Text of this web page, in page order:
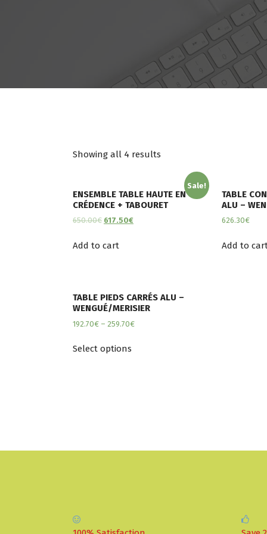
Showing all 4 results
Sale!
ENSEMBLE TABLE HAUTE EN
CRÉDENCE + TABOURET
650.00€ 617.50€
Add to cart
TABLE
ALU –
626.30€
Add to
TABLE PIEDS CARRÉS ALU –
WENGUÉ/MERISIER
192.70€ – 259.70€
Select options